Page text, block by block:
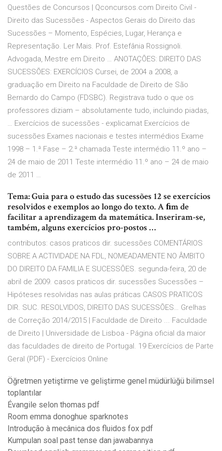
Questões de Concursos | Qconcursos.com Direito Civil -
Direito das Sucessões - Aspectos Gerais do Direito das
Sucessões – Momento, Espécies, Lugar, Herança e
Representação. Ler Mais. Prof. Estefânia Rossignoli.
Advogada, Mestre em Direito … ANOTAÇÕES: DIREITO DAS
SUCESSÕES: EXERCÍCIOS Cursei, de 2004 a 2008, a
graduação em Direito na Faculdade de Direito de São
Bernardo do Campo (FDSBC). Registrava tudo o que os
professores diziam – absolutamente tudo, incluindo piadas,
… Exercícios de sucessões - explicamat Exercícios de
sucessões Exames nacionais e testes intermédios Exame
1998 – 1.ª Fase – 2.ª chamada Teste intermédio 11.º ano –
24 de maio de 2011 Teste intermédio 11.º ano – 24 de maio
de 2011 …
Tema: Guia para o estudo das sucessões 12 se exercícios
resolvidos e exemplos ao longo do texto. A ﬁm de
facilitar a aprendizagem da matemática. Inseriram-se,
também, alguns exercícios pro-postos …
contributos: casos praticos dir. sucessões COMENTÁRIOS
SOBRE A ACTIVIDADE NA FDL, NOMEADAMENTE NO ÂMBITO
DO DIREITO DA FAMILIA E SUCESSÕES. segunda-feira, 20 de
abril de 2009. casos praticos dir. sucessões Sucessões –
Hipóteses resolvidas nas aulas práticas CASOS PRATICOS
DIR. SUC. RESOLVIDOS, DIREITO DAS SUCESSÕES… Grelhas
de Correção 2014/2015 | Faculdade de Direito ... Faculdade
de Direito | Universidade de Lisboa - Página oficial da maior
das faculdades de direito de Portugal. 19 Exercícios de Parte
Geral (PDF) - Exercícios Online
Öğretmen yetiştirme ve geliştirme genel müdürlüğü bilimsel
toplantılar
Évangile selon thomas pdf
Room emma donoghue sparknotes
Introdução à mecânica dos fluidos fox pdf
Kumpulan soal past tense dan jawabannya